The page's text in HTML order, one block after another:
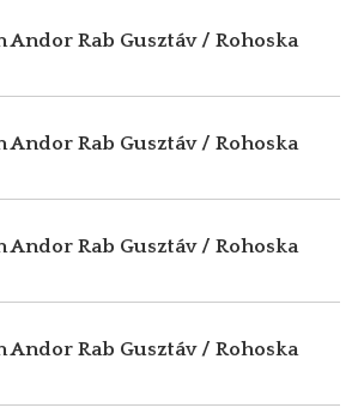
Andor Rab Gusztáv / Rohoska
Andor Rab Gusztáv / Rohoska
Andor Rab Gusztáv / Rohoska
Andor Rab Gusztáv / Rohoska